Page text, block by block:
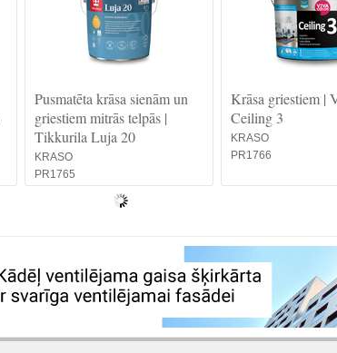
Pusmatēta krāsa sienām un
griestiem mitrās telpās |
Tikkurila Luja 20
KRASO
PR1765
Krāsa griestiem |
Ceiling 3
KRASO
PR1766